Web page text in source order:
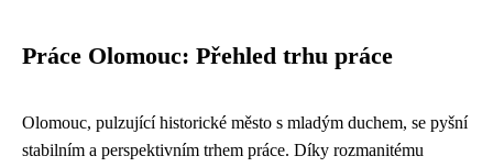
Práce Olomouc: Přehled trhu práce
Olomouc, pulzující historické město s mladým duchem, se pyšní
stabilním a perspektivním trhem práce. Díky rozmanitému